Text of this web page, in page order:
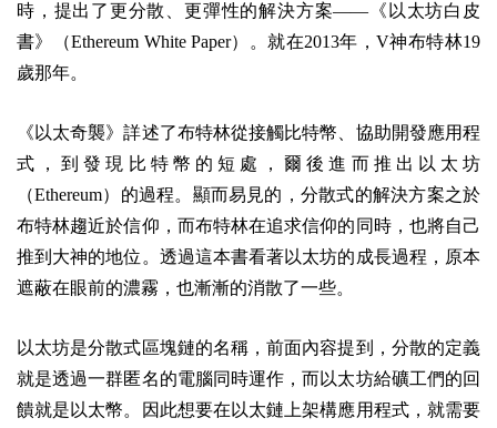
時，提出了更分散、更彈性的解決方案——《以太坊白皮
書》（Ethereum White Paper）。就在2013年，V神布特林19
歲那年。
《以太奇襲》詳述了布特林從接觸比特幣、協助開發應用程
式，到發現比特幣的短處，爾後進而推出以太坊
（Ethereum）的過程。顯而易見的，分散式的解決方案之於
布特林趨近於信仰，而布特林在追求信仰的同時，也將自己
推到大神的地位。透過這本書看著以太坊的成長過程，原本
遮蔽在眼前的濃霧，也漸漸的消散了一些。
以太坊是分散式區塊鏈的名稱，前面內容提到，分散的定義
就是透過一群匿名的電腦同時運作，而以太坊給礦工們的回
饋就是以太幣。因此想要在以太鏈上架構應用程式，就需要